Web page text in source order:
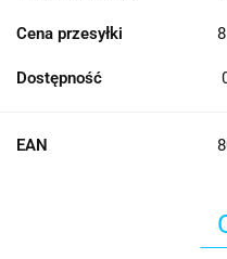
Cena przesyłki
Dostępność
EAN